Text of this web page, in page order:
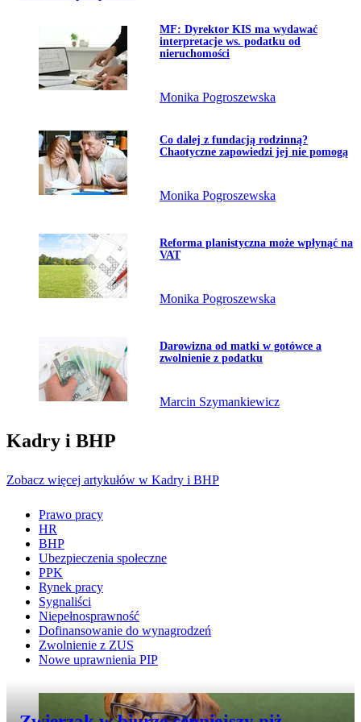
Przejdź do artykułu:
MF: Dyrektor KIS ma wydawać
interpretacje ws. podatku od
nieruchomości
Monika Pogroszewska
Przejdź do artykułu:
Co dalej z fundacją rodzinną?
Chaotyczne zapowiedzi jej nie pomogą
Monika Pogroszewska
Przejdź do artykułu:
Reforma planistyczna może wpłynąć na
VAT
Monika Pogroszewska
Przejdź do artykułu:
Darowizna od matki w gotówce a
zwolnienie z podatku
Marcin Szymankiewicz
Kadry i BHP
Zobacz więcej artykułów w Kadry i BHP
Prawo pracy
HR
BHP
Ubezpieczenia społeczne
PPK
Rynek pracy
Sygnaliści
Niepełnosprawność
Dofinansowanie do wynagrodzeń
Zwolnienie z ZUS
Nowe uprawnienia PIP